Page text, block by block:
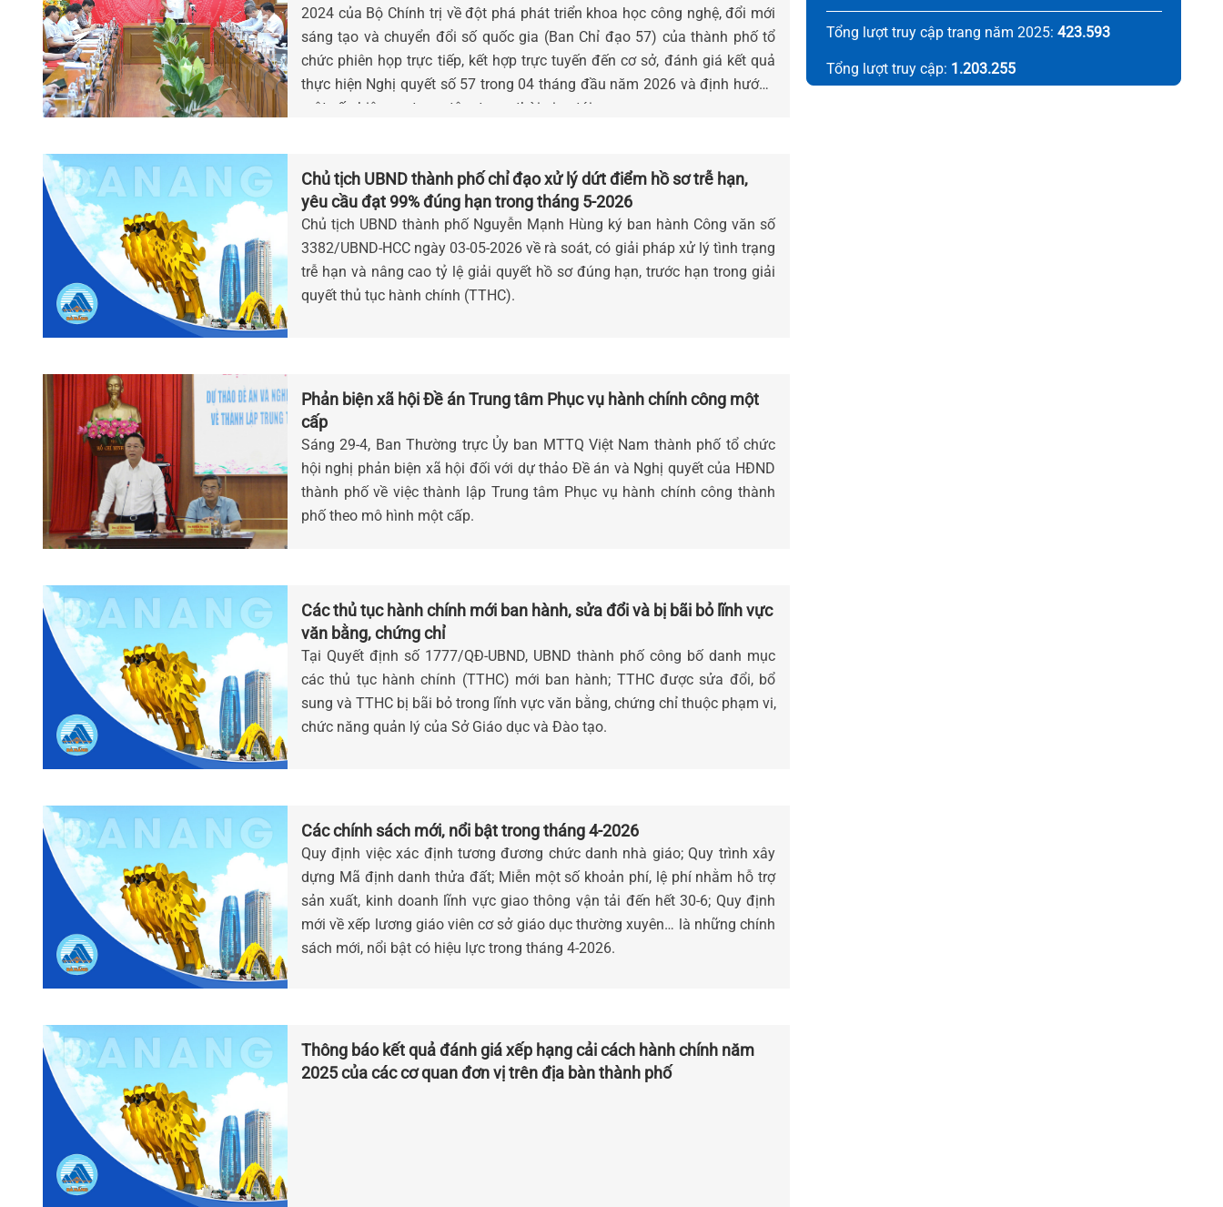
2024 của Bộ Chính trị về đột phá phát triển khoa học công nghệ, đổi mới
sáng tạo và chuyển đổi số quốc gia (Ban Chỉ đạo 57) của thành phố tổ
chức phiên họp trực tiếp, kết hợp trực tuyến đến cơ sở, đánh giá kết quả
thực hiện Nghị quyết số 57 trong 04 tháng đầu năm 2026 và định hướng
một số nhiệm vụ trọng tâm trong thời gian tới.
Chủ tịch UBND thành phố chỉ đạo xử lý dứt điểm hồ sơ trễ hạn,
yêu cầu đạt 99% đúng hạn trong tháng 5-2026
Chủ tịch UBND thành phố Nguyễn Mạnh Hùng ký ban hành Công văn số
3382/UBND-HCC ngày 03-05-2026 về rà soát, có giải pháp xử lý tình trạng
trễ hạn và nâng cao tỷ lệ giải quyết hồ sơ đúng hạn, trước hạn trong giải
quyết thủ tục hành chính (TTHC).
Phản biện xã hội Đề án Trung tâm Phục vụ hành chính công một
cấp
Sáng 29-4, Ban Thường trực Ủy ban MTTQ Việt Nam thành phố tổ chức
hội nghị phản biện xã hội đối với dự thảo Đề án và Nghị quyết của HĐND
thành phố về việc thành lập Trung tâm Phục vụ hành chính công thành
phố theo mô hình một cấp.
Các thủ tục hành chính mới ban hành, sửa đổi và bị bãi bỏ lĩnh vực
văn bằng, chứng chỉ
Tại Quyết định số 1777/QĐ-UBND, UBND thành phố công bố danh mục
các thủ tục hành chính (TTHC) mới ban hành; TTHC được sửa đổi, bổ
sung và TTHC bị bãi bỏ trong lĩnh vực văn bằng, chứng chỉ thuộc phạm vi,
chức năng quản lý của Sở Giáo dục và Đào tạo.
Các chính sách mới, nổi bật trong tháng 4-2026
Quy định việc xác định tương đương chức danh nhà giáo; Quy trình xây
dựng Mã định danh thửa đất; Miễn một số khoản phí, lệ phí nhằm hỗ trợ
sản xuất, kinh doanh lĩnh vực giao thông vận tải đến hết 30-6; Quy định
mới về xếp lương giáo viên cơ sở giáo dục thường xuyên… là những chính
sách mới, nổi bật có hiệu lực trong tháng 4-2026.
Thông báo kết quả đánh giá xếp hạng cải cách hành chính năm
2025 của các cơ quan đơn vị trên địa bàn thành phố
Tổng lượt truy cập trang năm 2025: 423.593
Tổng lượt truy cập: 1.203.255